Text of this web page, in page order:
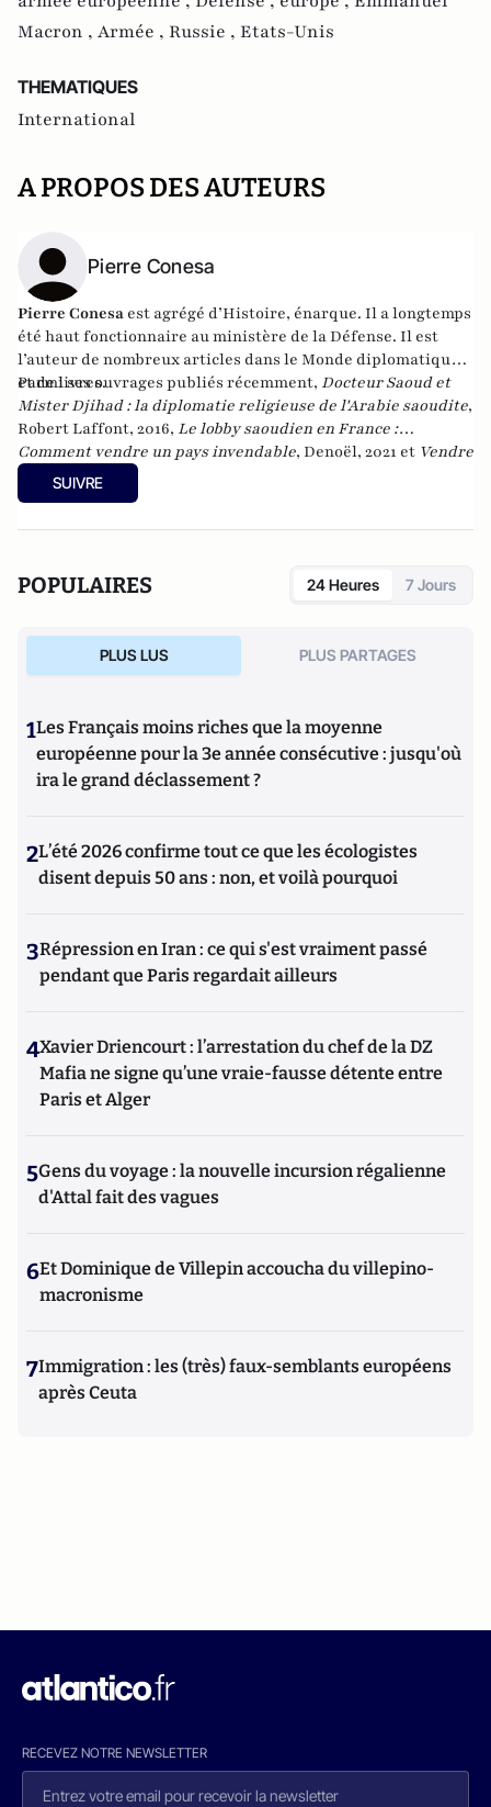
Macron , Armée , Russie , Etats-Unis
THEMATIQUES
International
A PROPOS DES AUTEURS
Pierre Conesa
Pierre Conesa est agrégé d’Histoire, énarque. Il a longtemps
été haut fonctionnaire au ministère de la Défense. Il est
l’auteur de nombreux articles dans le Monde diplomatique
et de livres.
Parmi ses ouvrages publiés récemment, Docteur Saoud et
Mister Djihad : la diplomatie religieuse de l'Arabie saoudite,
Robert Laffont, 2016, Le lobby saoudien en France :
Comment vendre un pays invendable, Denoël, 2021 et Vendre
la guerre : Le complexe militaro-intellectuel
l'Aube, 2022.
SUIVRE
POPULAIRES 24 Heures 7 Jours
PLUS LUS PLUS PARTAGES
1Les Français moins riches que la moyenne
européenne pour la 3e année consécutive : jusqu'où
ira le grand déclassement ?
2L’été 2026 confirme tout ce que les écologistes
disent depuis 50 ans : non, et voilà pourquoi
3Répression en Iran : ce qui s'est vraiment passé
pendant que Paris regardait ailleurs
4Xavier Driencourt : l’arrestation du chef de la DZ
Mafia ne signe qu’une vraie-fausse détente entre
Paris et Alger
5Gens du voyage : la nouvelle incursion régalienne
d'Attal fait des vagues
6Et Dominique de Villepin accoucha du villepino-
macronisme
7Immigration : les (très) faux-semblants européens
après Ceuta
RECEVEZ NOTRE NEWSLETTER